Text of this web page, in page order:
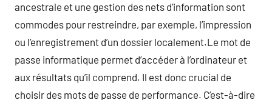
ancestrale et une gestion des nets d’information sont
commodes pour restreindre, par exemple, l’impression
ou l’enregistrement d’un dossier localement.Le mot de
passe informatique permet d’accéder à l’ordinateur et
aux résultats qu’il comprend. Il est donc crucial de
choisir des mots de passe de performance. C’est-à-dire